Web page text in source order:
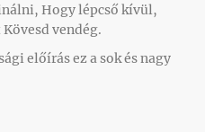
Hogy lépcső kívül,
vendég.
előírás ez a sok és nagy